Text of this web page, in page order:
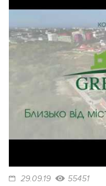
29.09.19 55451